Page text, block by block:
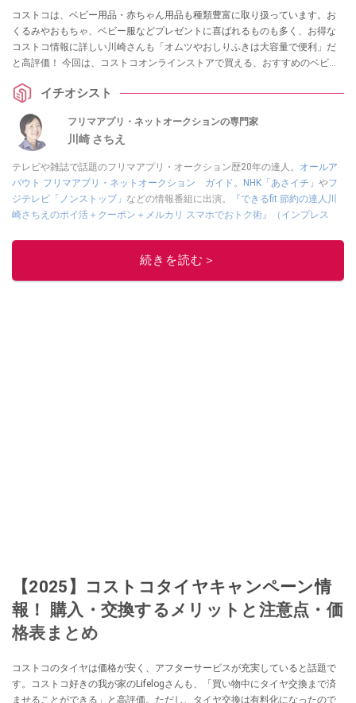
コストコは、ベビー用品・赤ちゃん用品も種類豊富に取り扱っています。お
くるみやおもちゃ、ベビー服などプレゼントに喜ばれるものも多く、お得な
コストコ情報に詳しい川崎さんも「オムツやおしりふきは大容量で便利」だ
と高評価！ 今回は、コストコオンラインストアで買える、おすすめのベビー
る？」「次回のベビーフェア・セールはいつ？」など、気になる疑問もまと
イチオシスト
フリマアプリ・ネットオークションの専門家
川崎 さちえ
テレビや雑誌で話題のフリマアプリ・オークション歴20年の達人。 オールア
バウト フリマアプリ・ネットオークション ガイド。 NHK「あさイチ」 やフ
ジテレビ「ノンストップ」 などの情報番組に出演。
『できるfit 節約の達人川
崎さちえのポイ活＋クーポン＋メルカリ スマホでおトク術』（インプレス
的に稼ぐ！』（翔泳社刊）
■経歴：2003年、夫が子育てをするために、突然会社を辞める。翌月からの
続きを読む＞
【2025】コストコタイヤキャンペーン情
報！ 購入・交換するメリットと注意点・価
格表まとめ
コストコのタイヤは価格が安く、アフターサービスが充実していると話題で
す。コストコ好きの我が家のLifelogさんも、「買い物中にタイヤ交換まで済
ませることができる」と高評価。ただし、タイヤ交換は有料化になったので